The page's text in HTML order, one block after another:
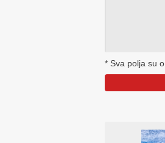
* Sva polja su